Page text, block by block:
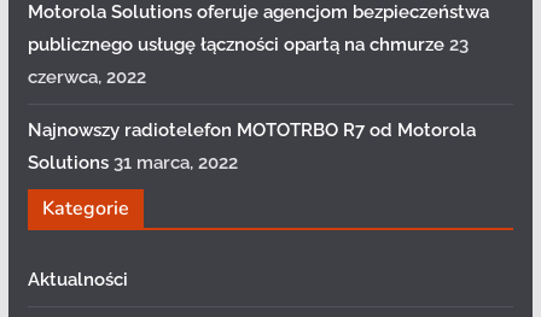
Motorola Solutions oferuje agencjom bezpieczeństwa
publicznego usługę łączności opartą na chmurze 23
czerwca, 2022
Najnowszy radiotelefon MOTOTRBO R7 od Motorola
Solutions 31 marca, 2022
Kategorie
Aktualności